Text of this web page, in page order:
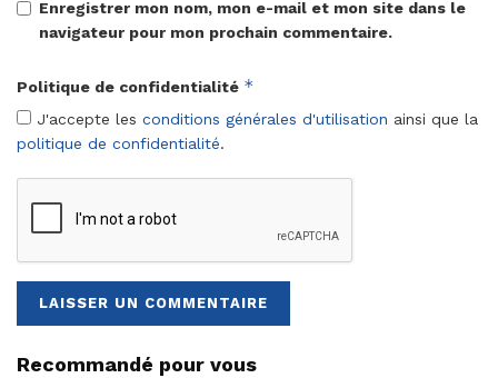
Enregistrer mon nom, mon e-mail et mon site dans le
navigateur pour mon prochain commentaire.
Politique de confidentialité *
J'accepte les conditions générales d'utilisation ainsi que la
politique de confidentialité.
Recommandé pour vous